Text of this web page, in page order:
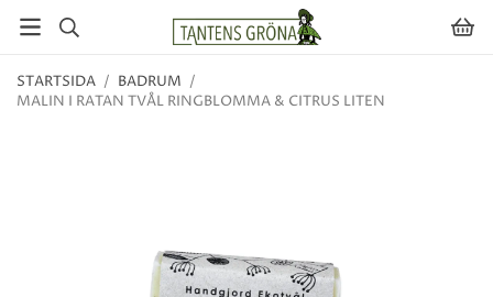
STARTSIDA / BADRUM /
MALIN I RATAN TVÅL RINGBLOMMA & CITRUS LITEN